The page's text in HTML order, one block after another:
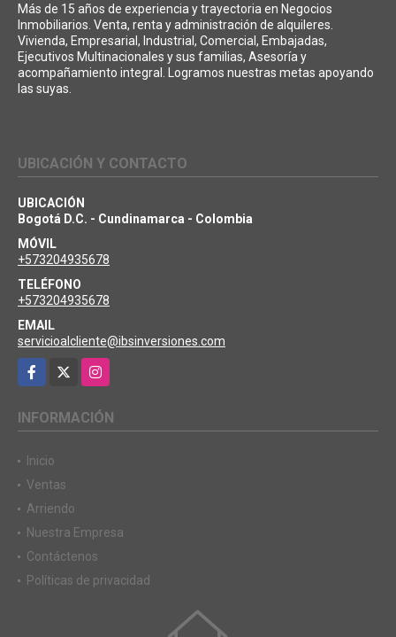
Más de 15 años de experiencia y trayectoria en Negocios
Inmobiliarios. Venta, renta y administración de alquileres.
Vivienda, Empresarial, Industrial, Comercial, Embajadas,
Ejecutivos Multinacionales y sus familias, Asesoría y
acompañamiento integral. Logramos nuestras metas apoyando
las suyas.
UBICACIÓN Y CONTACTO
UBICACIÓN
Bogotá D.C. - Cundinamarca - Colombia
MÓVIL
+573204935678
TELÉFONO
+573204935678
EMAIL
servicioalcliente@ibsinversiones.com
Facebook
Instagram
INFORMACIÓN
Inicio
Ventas
Arriendo
Nuestra Empresa
Contáctenos
Políticas de privacidad